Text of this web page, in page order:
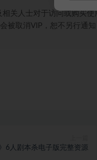
相关人士对于访问或购买
被取消VIP，恕不另行通知
6人剧本杀电子版完整资源